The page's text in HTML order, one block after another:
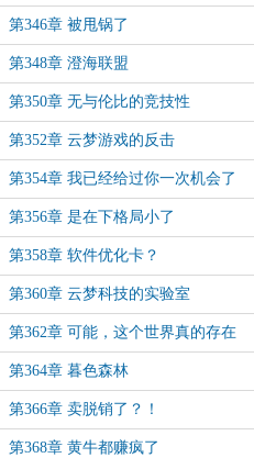
第346章 被甩锅了
第348章 澄海联盟
第350章 无与伦比的竞技性
第352章 云梦游戏的反击
第354章 我已经给过你一次机会了
第356章 是在下格局小了
第358章 软件优化卡？
第360章 云梦科技的实验室
第362章 可能，这个世界真的存在
天才吧
第364章 暮色森林
第366章 卖脱销了？！
第368章 黄牛都赚疯了